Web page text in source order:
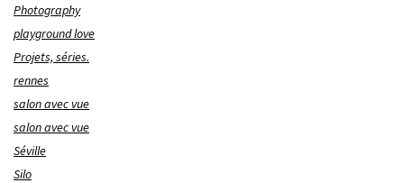
Photography
playground love
Projets, séries.
rennes
salon avec vue
salon avec vue
Séville
Silo